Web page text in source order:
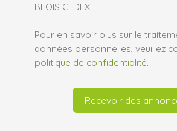
BLOIS CEDEX.
Pour en savoir plus sur le
données personnelles, veuillez
politique de confidentialité.
Recevoir des